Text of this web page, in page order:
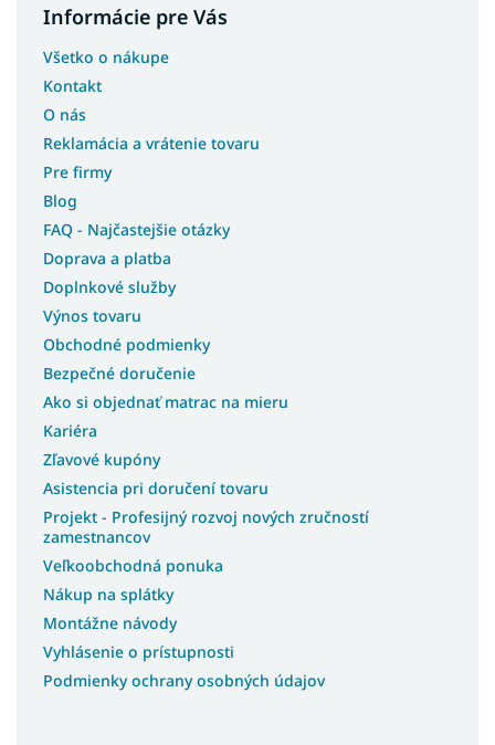
Informácie pre Vás
Všetko o nákupe
Kontakt
O nás
Reklamácia a vrátenie tovaru
Pre firmy
Blog
FAQ - Najčastejšie otázky
Doprava a platba
Doplnkové služby
Výnos tovaru
Obchodné podmienky
Bezpečné doručenie
Ako si objednať matrac na mieru
Kariéra
Zľavové kupóny
Asistencia pri doručení tovaru
Projekt - Profesijný rozvoj nových zručností
zamestnancov
Veľkoobchodná ponuka
Nákup na splátky
Montážne návody
Vyhlásenie o prístupnosti
Podmienky ochrany osobných údajov